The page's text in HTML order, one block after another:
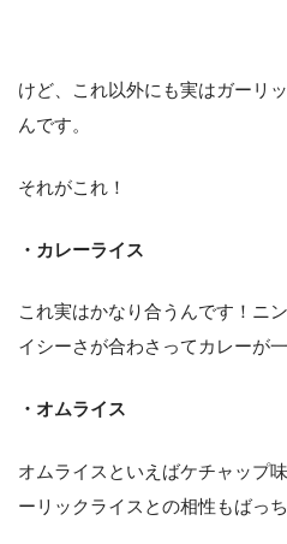
けど、これ以外にも実はガーリ
んです。
それがこれ！
・カレーライス
これ実はかなり合うんです！ニ
イシーさが合わさってカレーが
・オムライス
オムライスといえばケチャップ
ーリックライスとの相性もばっ